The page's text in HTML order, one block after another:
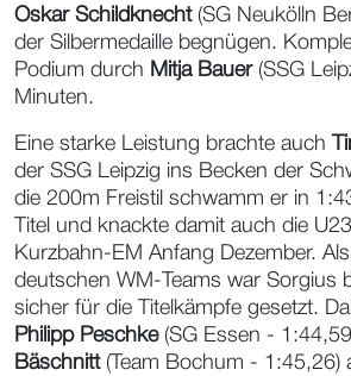
Oskar Schildknecht(SG Neukölln
der Silbermedaille begnügen.
Podium durch Mitja Bauer(SSG
Minuten.
Eine starke Leistung brachte auch
der SSG Leipzig ins Becken der
die 200m Freistil schwamm er in
Titel und knackte damit auch die
Kurzbahn-EM Anfang Dezember. Als
deutschen WM-Teams war Sorgius
sicher für die Titelkämpfe gesetzt.
Philipp Peschke(SG Essen -
Bäschnitt(Team Bochum - 1:45,26)